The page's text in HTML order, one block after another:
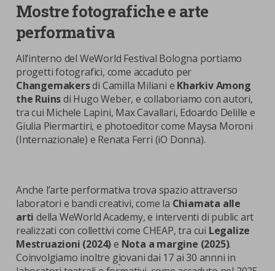
Mostre fotografiche e arte
performativa
All’interno del WeWorld Festival Bologna portiamo
progetti fotografici, come accaduto per
Changemakersdi Camilla Miliani e Kharkiv Among
the Ruinsdi Hugo Weber, e collaboriamo con autori,
tra cui Michele Lapini, Max Cavallari, Edoardo Delille e
Giulia Piermartiri, e photoeditor come Maysa Moroni
(Internazionale) e Renata Ferri (iO Donna).
Anche l’arte performativa trova spazio attraverso
laboratori e bandi creativi, come la Chiamata alle
arti della WeWorld Academy, e interventi di public art
realizzati con collettivi come CHEAP, tra cui Legalize
Mestruazioni (2024)e Nota a margine (2025).
Coinvolgiamo inoltre giovani dai 17 ai 30 annni in